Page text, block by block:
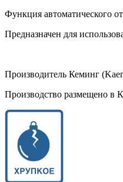
Функция автоматического
Предназначен для
Производитель Кеминг
Производство размещено в